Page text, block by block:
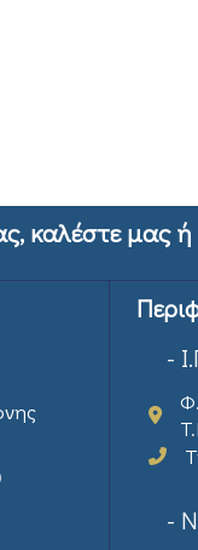
καλέστε μας ή
-
-